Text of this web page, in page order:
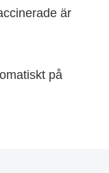
är
på